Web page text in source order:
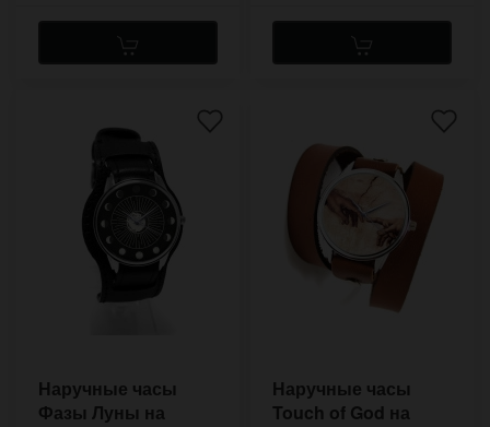
Наручные часы
Фазы Луны на
Наручные часы
Touch of God на